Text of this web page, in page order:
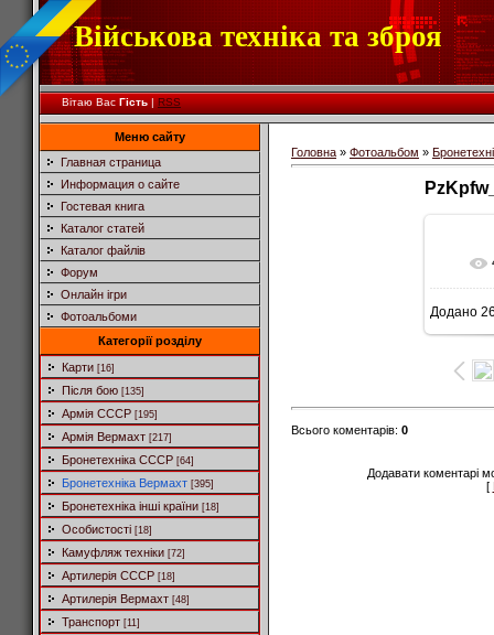
Військова техніка та зброя
Вітаю Вас Гість|RSS
Меню сайту
Главная страница
Информация о сайте
Гостевая книга
Каталог статей
Каталог файлів
Форум
Онлайн ігри
Фотоальбоми
Категорії розділу
Карти [16]
Після бою [135]
Армія СССР [195]
Армія Вермахт [217]
Бронетехніка СССР [64]
Бронетехніка Вермахт [395]
Бронетехніка інші країни [18]
Особистості [18]
Камуфляж техніки [72]
Артилерія СССР [18]
Артилерія Вермахт [48]
Транспорт [11]
Головна » Фотоальбом »
Додано
Всього коментарів: 0
Додавати коментарі
[